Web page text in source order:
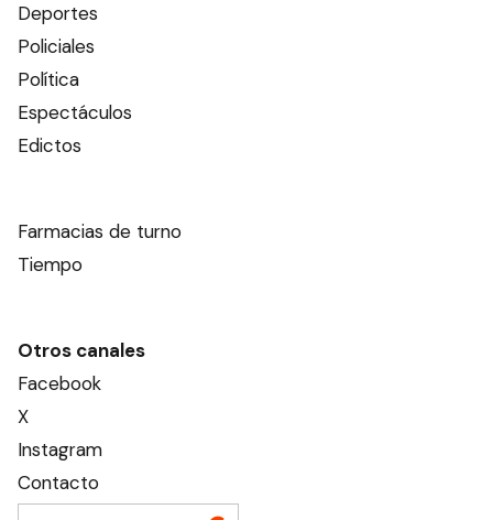
Deportes
Policiales
Política
Espectáculos
Edictos
Farmacias de turno
Tiempo
Otros canales
Facebook
X
Instagram
Contacto